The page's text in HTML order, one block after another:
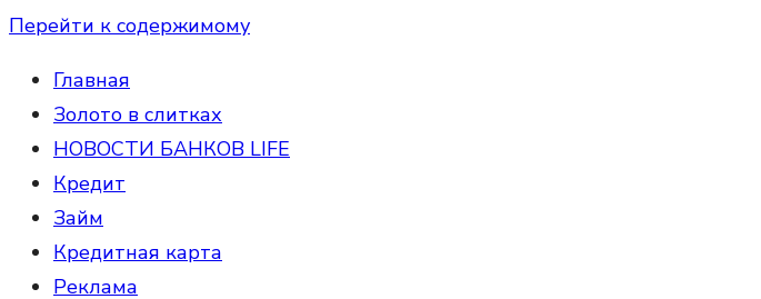
Перейти к содержимому
Главная
Золото в слитках
НОВОСТИ БАНКОВ LIFE
Кредит
Займ
Кредитная карта
Реклама